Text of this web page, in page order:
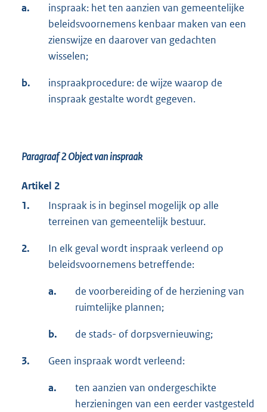
a.
inspraak: het ten aanzien van gemeentelijke
beleidsvoornemens kenbaar maken van een
zienswijze en daarover van gedachten
wisselen;
b.
inspraakprocedure: de wijze waarop de
inspraak gestalte wordt gegeven.
Paragraaf 2Object van inspraak
Artikel 2
1.
Inspraak is in beginsel mogelijk op alle
terreinen van gemeentelijk bestuur.
2.
In elk geval wordt inspraak verleend op
beleidsvoornemens betreffende:
a.
de voorbereiding of de herziening van
ruimtelijke plannen;
b. de stads- of dorpsvernieuwing;
3. Geen inspraak wordt verleend:
a.
ten aanzien van ondergeschikte
herzieningen van een eerder vastgesteld